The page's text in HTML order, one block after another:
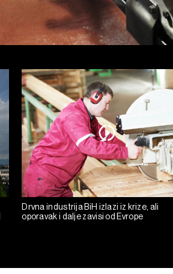
Drvna industrija BiH izlazi iz krize, ali
oporavak i dalje zavisi od Evrope